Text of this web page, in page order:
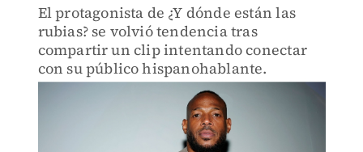
El protagonista de ¿Y dónde están las
rubias? se volvió tendencia tras
compartir un clip intentando conectar
con su público hispanohablante.